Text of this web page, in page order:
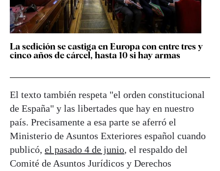
La sedición se castiga en Europa con entre tres y
cinco años de cárcel, hasta 10 si hay armas
El texto también respeta "el orden constitucional
de España" y las libertades que hay en nuestro
país. Precisamente a esa parte se aferró el
Ministerio de Asuntos Exteriores español cuando
publicó, el pasado 4 de junio, el respaldo del
Comité de Asuntos Jurídicos y Derechos